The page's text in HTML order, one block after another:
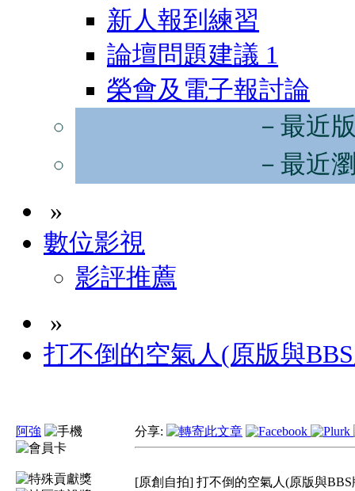
新人報到練習
論壇問題建議 1
榮會及電子報討論
－最近
－最近
»
數位影視
影評推薦
»
打不倒的空氣人(原版與
阿強 分享:
[原創自拍] 打不倒的空氣人(原版與BBS